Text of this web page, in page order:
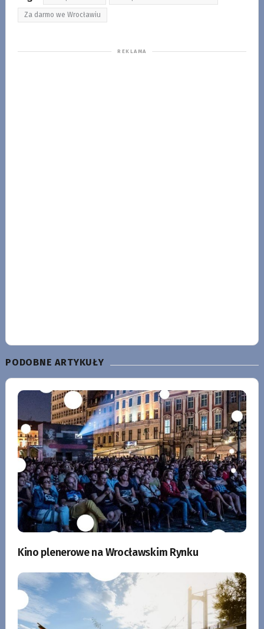
Za darmo we Wrocławiu
PODOBNE ARTYKUŁY
Kino plenerowe na Wrocławskim Rynku